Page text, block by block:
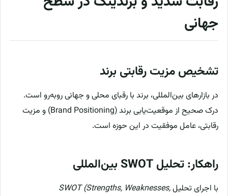
جهانی
تشخیص مزیت رقابتی برند
در بازارهای بین‌المللی، برند با رقبای محلی و جهانی روبه‌رو است.
درک صحیح از موقعیت‌یابی برند (Brand Positioning) و مزیت
رقابتی، عامل موفقیت در این حوزه است.
راهکار: تحلیل SWOT بین‌المللی
با اجرای تحلیلSWOT (Strengths, Weaknesses,